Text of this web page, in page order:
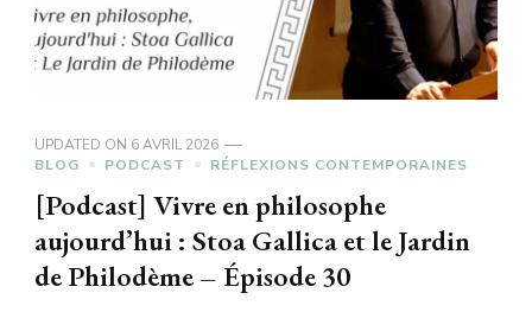
UPDATED ON 6 AVRIL 2026
BLOG
PODCAST RÉFLEXIONS CONTEMPORAINES
[Podcast] Vivre en philosophe
aujourd’hui : Stoa Gallica et le Jardin
de Philodème – Épisode 30